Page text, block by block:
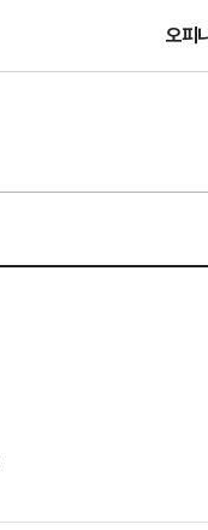
오피